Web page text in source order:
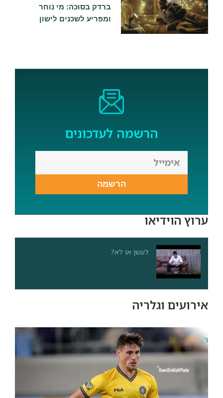
ברדק בסוכה: מי נוחר
ומפריע לשכנים לישון
הרשמה לעדכונים
הרשמה
ערוץ הוידיאו
לעשן או לא?
אירועים וגלריה